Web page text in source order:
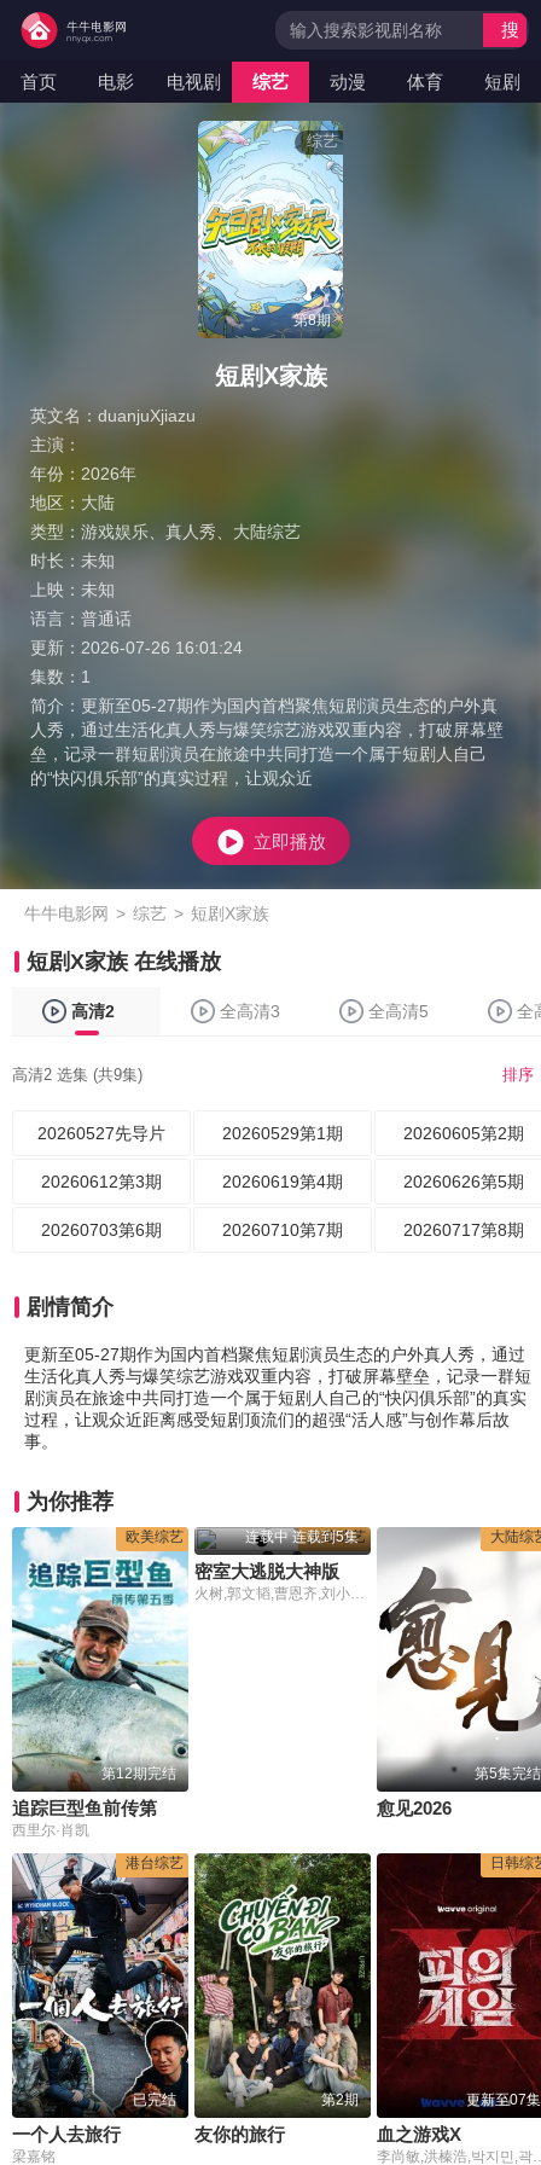
首页 电影 电视剧 综艺 动漫 体育 短剧
搜
综艺
第8期
短剧X家族
英文名： duanjuXjiazu
主演：
年份： 2026年
地区： 大陆
类型： 游戏娱乐 真人秀
大陆综艺
时长： 未知
上映： 未知
语言： 普通话
更新： 2026-07-26 16:01:24
集数： 1
简介： 更新至05-27期作为国内首档聚焦短剧演员生态的户外真
人秀，通过生活化真人秀与爆笑综艺游戏双重内容，打破屏幕壁
垒，记录一群短剧演员在旅途中共同打造一个属于短剧人自己
的“快闪俱乐部”的真实过程，让观众近
立即播放
牛牛电影网 > 综艺 > 短剧X家族
短剧X家族 在线播放
高清2 全高清3 全高清5 全
高清2 选集 (共9集) 排序
20260527先导片 20260529第1期 20260605第2期
20260612第3期 20260619第4期 20260626第5期
20260703第6期 20260710第7期 20260717第8期
剧情简介
更新至05-27期作为国内首档聚焦短剧演员生态的户外真人秀，通过
生活化真人秀与爆笑综艺游戏双重内容，打破屏幕壁垒，记录一群短
剧演员在旅途中共同打造一个属于短剧人自己的“快闪俱乐部”的真实
过程，让观众近距离感受短剧顶流们的超强“活人感”与创作幕后故
事。
为你推荐
欧美综艺
第12期完结
西里尔·肖凯
大陆综艺
连载中 连载到5集
火树,郭文韬,曹恩齐,刘小怂,李晋晔
大陆综
第5集完结
愈见2026
港台综艺
已完结
一个人去旅行
梁嘉铭
第2期
友你的旅行
日韩综
更新至07集
血之游戏X
李尚敏,洪榛浩,